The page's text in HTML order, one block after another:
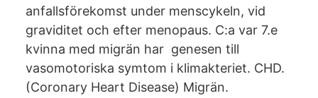
anfallsförekomst under menscykeln, vid
graviditet och efter menopaus. C:a var 7.e
kvinna med migrän har genesen till
vasomotoriska symtom i klimakteriet. CHD.
(Coronary Heart Disease) Migrän.